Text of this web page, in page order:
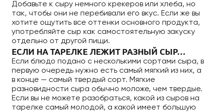
Добавьте к сыру немного крекеров или хлеба, но
так, чтобы они не перебивали его вкус. Если же вы
хотите ощутить все оттенки основного продукта,
употребляйте сыр как самостоятельную закуску
отдельно от другой пищи.
ЕСЛИ НА ТАРЕЛКЕ ЛЕЖИТ РАЗНЫЙ СЫР…
Если блюдо подано с несколькими сортами сыра, в
первую очередь нужно есть самый мягкий из них, а
в конце — самый твердый сорт. Мягкие
разновидности сыра обычно моложе, чем твердые.
Если вы не можете разобраться, какой из сыров на
тарелке самый молодой, а какой имеет большую